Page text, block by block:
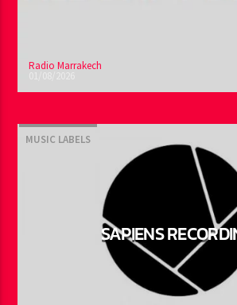
Radio Marrakech
MUSIC LABELS
SAPIENS